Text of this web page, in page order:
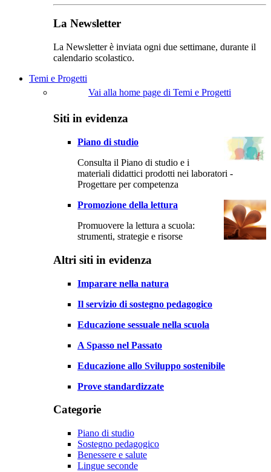
La Newsletter
La Newsletter è inviata ogni due settimane, durante il
calendario scolastico.
Temi e Progetti
Vai alla home page di Temi e Progetti
Siti in evidenza
Piano di studio
Consulta il Piano di studio e i
materiali didattici prodotti nei laboratori -
Progettare per competenza
Promozione della lettura
Promuovere la lettura a scuola:
strumenti, strategie e risorse
Altri siti in evidenza
Imparare nella natura
Il servizio di sostegno pedagogico
Educazione sessuale nella scuola
A Spasso nel Passato
Educazione allo Sviluppo sostenibile
Prove standardizzate
Categorie
Piano di studio
Sostegno pedagogico
Benessere e salute
Lingue seconde